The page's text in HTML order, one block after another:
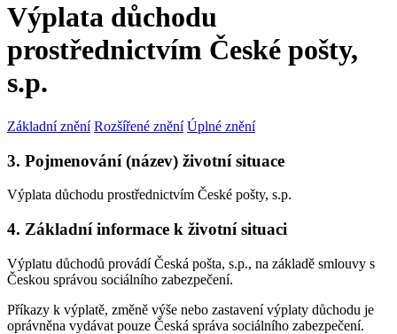
Výplata důchodu
prostřednictvím České pošty,
s.p.
Základní znění Rozšířené znění Úplné znění
3. Pojmenování (název) životní situace
Výplata důchodu prostřednictvím České pošty, s.p.
4. Základní informace k životní situaci
Výplatu důchodů provádí Česká pošta, s.p., na základě smlouvy s
Českou správou sociálního zabezpečení.
Příkazy k výplatě, změně výše nebo zastavení výplaty důchodu je
oprávněna vydávat pouze Česká správa sociálního zabezpečení.